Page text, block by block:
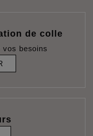
de colle
besoins